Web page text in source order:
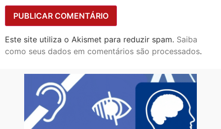
Este site utiliza o Akismet para reduzir spam. Saiba
como seus dados em comentários são processados.